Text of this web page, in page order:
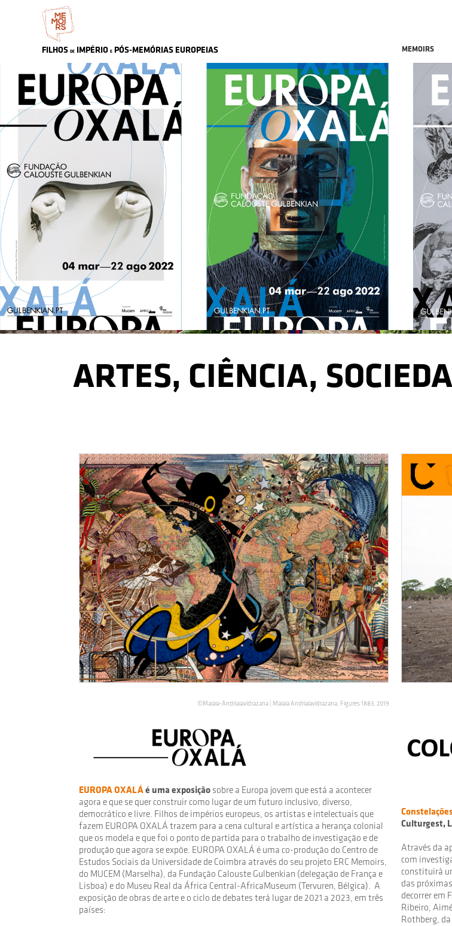
FILHOS DE IMPÉRIO E PÓS-MEMÓRIAS EUROPEIAS MEMOIRS
ARTES, CIÊNCIA,
©Malala-Andrialavidrazana | Malala Andrialavidrazana, Figures 1883, 2019
EUROPA OXALÁé uma exposição sobre a Europa jovem que está a acontecer
agora e que se quer construir como lugar de um futuro inclusivo, diverso,
democrático e livre. Filhos de impérios europeus, os artistas e intelectuais que
fazem EUROPA OXALÁ trazem para a cena cultural e artística a herança colonial
que os modela e que foi o ponto de partida para o trabalho de investigação e de
produção que agora se expõe. EUROPA OXALÁ é uma co-produção do Centro de
Estudos Sociais da Universidade de Coimbra através do seu projeto ERC Memoirs,
do MUCEM (Marselha), da Fundação Calouste Gulbenkian (delegação de França e
Lisboa) e do Museu Real da África Central-AfricaMuseum (Tervuren, Bélgica). A
exposição de obras de arte e o ciclo de debates terá lugar de 2021 a 2023, em três
países:
Culturgest,
Através da
com
constituirá
das
decorrer em
Ribeiro,
Rothberg,